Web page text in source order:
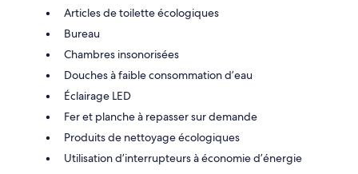
Articles de toilette écologiques
Bureau
Chambres insonorisées
Douches à faible consommation d’eau
Éclairage LED
Fer et planche à repasser sur demande
Produits de nettoyage écologiques
Utilisation d’interrupteurs à économie d’énergie